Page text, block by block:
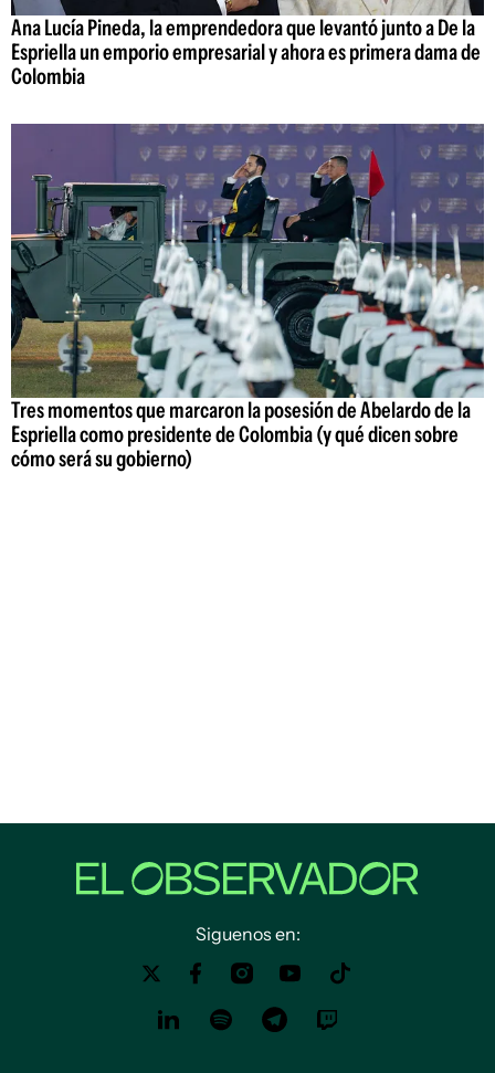
Ana Lucía Pineda, la emprendedora que levantó junto a De la
Espriella un emporio empresarial y ahora es primera dama de
Colombia
Tres momentos que marcaron la posesión de Abelardo de la
Espriella como presidente de Colombia (y qué dicen sobre
cómo será su gobierno)
Siguenos en: